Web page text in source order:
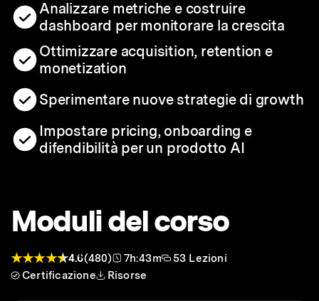
Analizzare metriche e costruire
dashboard per monitorare la crescita
Ottimizzare acquisition, retention e
monetization
Sperimentare nuove strategie di growth
Impostare pricing, onboarding e
difendibilità per un prodotto AI
Moduli del corso
4.6(480) 7h:43m
53 Lezioni
Certificazione
Risorse